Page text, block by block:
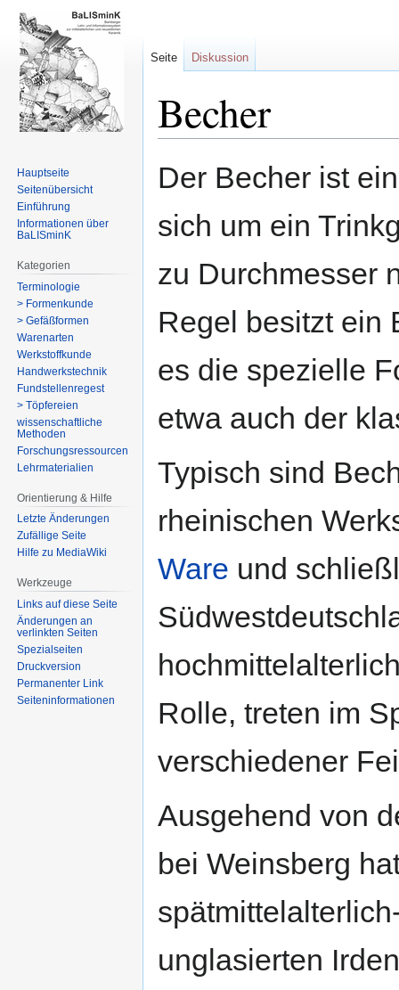
Becher
Navigation
Suche
Der Becher ist
sich um ein
zu Durchmesser
Regel besitzt ein
es die spezielle
etwa auch der
Typisch sind
rheinischen
Ware und
Rolle, treten im
verschiedener
Ausgehend von
bei Weinsberg
unglasierten
Seite Diskussion
Hauptseite
Seitenübersicht
Einführung
Informationen über
BaLISminK
Kategorien
Terminologie
> Formenkunde
> Gefäßformen
Warenarten
Werkstoffkunde
Handwerkstechnik
Fundstellenregest
> Töpfereien
wissenschaftliche
Methoden
Forschungsressourcen
Lehrmaterialien
Orientierung & Hilfe
Letzte Änderungen
Zufällige Seite
Hilfe zu MediaWiki
Werkzeuge
Links auf diese Seite
Änderungen an
verlinkten Seiten
Spezialseiten
Druckversion
Permanenter Link
Seiten­­informationen